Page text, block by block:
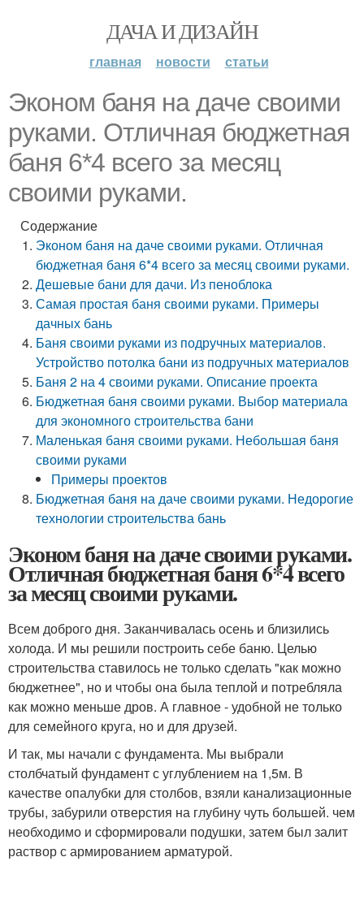
ДАЧА И ДИЗАЙН
главная новости статьи
Эконом баня на даче своими
руками. Отличная бюджетная
баня 6*4 всего за месяц
своими руками.
Содержание
Эконом баня на даче своими руками. Отличная
бюджетная баня 6*4 всего за месяц своими руками.
Дешевые бани для дачи. Из пеноблока
Самая простая баня своими руками. Примеры
дачных бань
Баня своими руками из подручных материалов.
Устройство потолка бани из подручных материалов
Баня 2 на 4 своими руками. Описание проекта
Бюджетная баня своими руками. Выбор материала
для экономного строительства бани
Маленькая баня своими руками. Небольшая баня
своими руками
Примеры проектов
Бюджетная баня на даче своими руками. Недорогие
технологии строительства бань
Эконом баня на даче своими руками.
Отличная бюджетная баня 6*4 всего
за месяц своими руками.
Всем доброго дня. Заканчивалась осень и близились
холода. И мы решили построить себе баню. Целью
строительства ставилось не только сделать "как можно
бюджетнее", но и чтобы она была теплой и потребляла
как можно меньше дров. А главное - удобной не только
для семейного круга, но и для друзей.
И так, мы начали с фундамента. Мы выбрали
столбчатый фундамент с углублением на 1,5м. В
качестве опалубки для столбов, взяли канализационные
трубы, забурили отверстия на глубину чуть большей. чем
необходимо и сформировали подушки, затем был залит
раствор с армированием арматурой.